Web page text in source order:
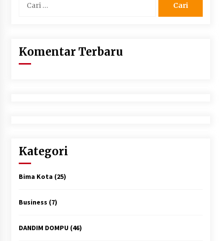
untuk:
Komentar Terbaru
Kategori
Bima Kota (25)
Business (7)
DANDIM DOMPU(46)